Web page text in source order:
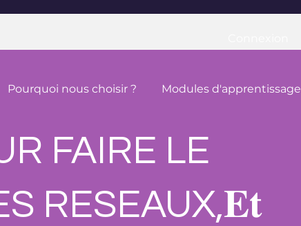
Pourquoi nous choisir ? Modules d'apprentissage
FAIRE LE
RESEAUX,𝐄𝐭